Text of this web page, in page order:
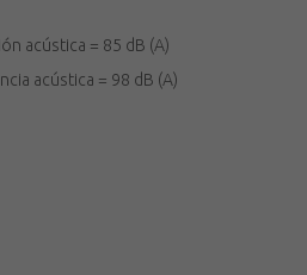
ón acústica = 85 dB (A)
acústica = 98 dB (A)